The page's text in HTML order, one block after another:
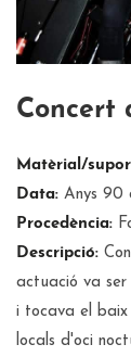
Concert
Matèrial/
Data: Anys 90
Procedència:
Descripció:
actuació va
i tocava el baix
locals d'oci